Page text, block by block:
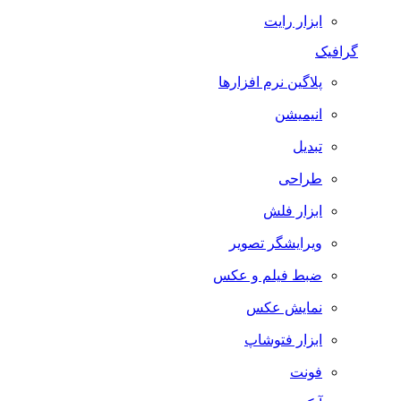
ابزار رایت
گرافیک
پلاگین نرم افزارها
انیمیشن
تبدیل
طراحی
ابزار فلش
ویرایشگر تصویر
ضبط فيلم و عكس
نمایش عکس
ابزار فتوشاپ
فونت